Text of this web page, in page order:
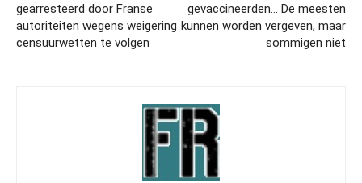
gearresteerd door Franse
autoriteiten wegens weigering
censuurwetten te volgen
gevaccineerden… De meesten
kunnen worden vergeven, maar
sommigen niet